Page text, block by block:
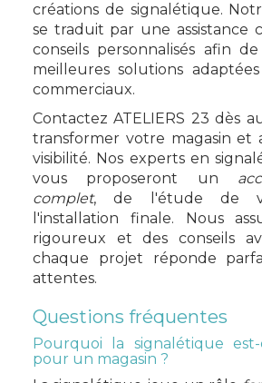
créations de signalétique.
se traduit par une assistance
conseils personnalisés afin
meilleures solutions
commerciaux.
Contactez ATELIERS 23 dès
transformer votre magasin et
visibilité. Nos experts en
vous proposeront un
complet, de l'étude de
l'installation finale. Nous
rigoureux et des conseils
chaque projet réponde
attentes.
Questions fréquentes
Pourquoi la signalétique
pour un magasin ?